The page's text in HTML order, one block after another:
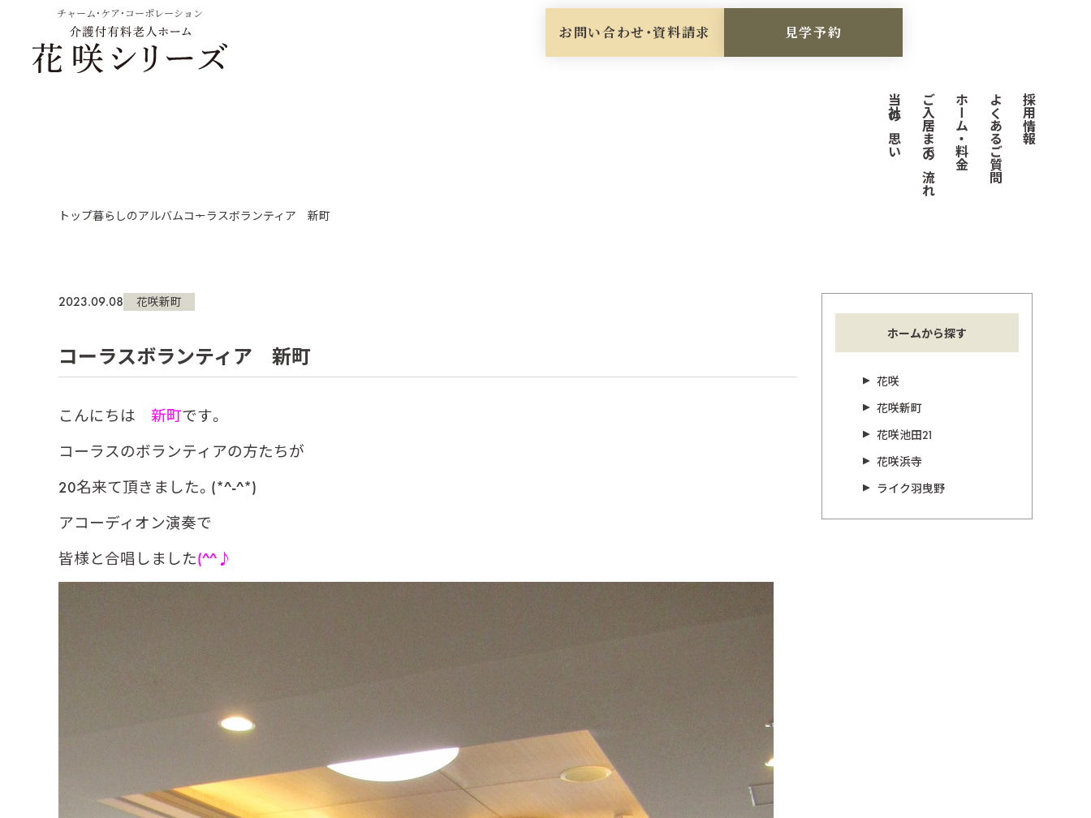
チャーム・ケア・コーポレーション
お問い合わせ・資料請求 見学予約
当社の思い ご入居までの流れ ホーム・料金 よくあるご質問 採用情報
トップ暮らしのアルバムコーラスボランティア 新町
2023.09.08 花咲新町
コーラスボランティア 新町
こんにちは 新町です。
コーラスのボランティアの方たちが
20名来て頂きました。(*^-^*)
アコーディオン演奏で
皆様と合唱しました(^^♪
ホームから探す
花咲
花咲新町
花咲池田21
花咲浜寺
ライク羽曳野